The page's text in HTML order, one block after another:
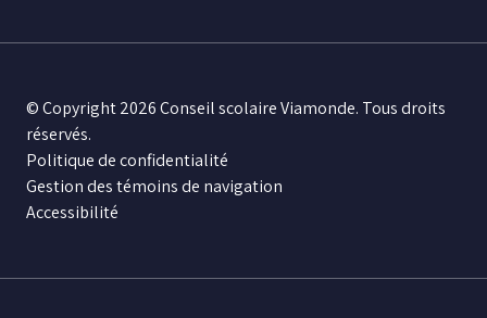
© Copyright 2026 Conseil scolaire Viamonde. Tous droits
réservés.
Politique de confidentialité
Gestion des témoins de navigation
Accessibilité